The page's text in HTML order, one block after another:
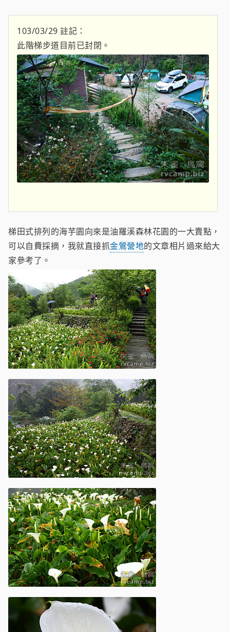
103/03/29 註記：
此階梯步道目前已封閉。
梯田式排列的海芋園向來是油羅溪森林花園的一大賣點，
可以自費採摘，我就直接抓金鶯營地的文章相片過來給大
家參考了。